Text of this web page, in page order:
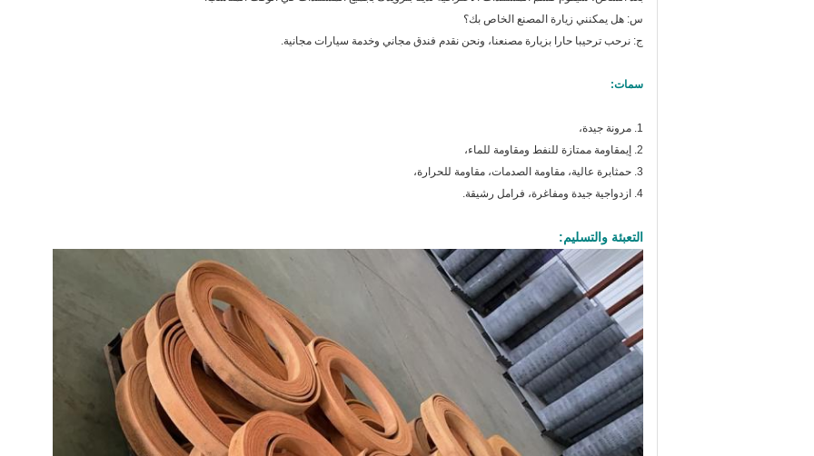
س: هل يمكنني زيارة المصنع الخاص بك؟
ج: نرحب ترحيبا حارا بزيارة مصنعنا، ونحن نقدم فندق مجاني وخدمة سيارات مجانية.
سمات:
1. مرونة جيدة،
2. إي
مقاومة ممتازة للنفط ومقاومة للماء،
3. ح
مثابرة عالية، مقاومة الصدمات، مقاومة للحرارة،
4. ازدواجية جيدة ومفاغرة، فرامل رشيقة.
التعبئة والتسليم: